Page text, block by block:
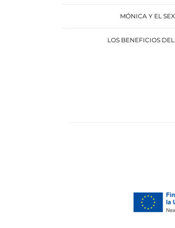
MÓNICA Y EL
LOS BENEFICIOS